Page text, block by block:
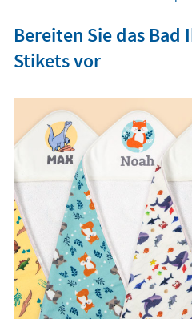
Bereiten Sie das Bad
Stikets vor